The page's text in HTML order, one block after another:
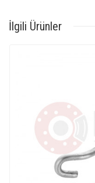
İlgili Ürünler